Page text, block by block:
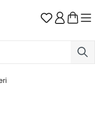
Hai 0